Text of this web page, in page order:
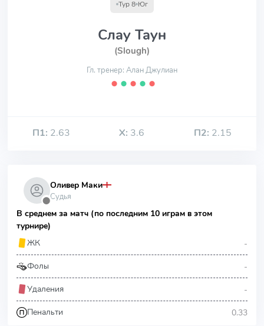
Тур 8 Юг
Слау Таун
(Slough)
Гл. тренер: Алан Джулиан
⬤ ⬤ ⬤ ⬤ ⬤
П1: 2.63 Х: 3.6 П2: 2.15
⬤
Оливер Маки
Судья
В среднем за матч (по последним 10 играм в этом
турнире)
ЖК
-
Фолы -
Удаления -
Пенальти 0.33